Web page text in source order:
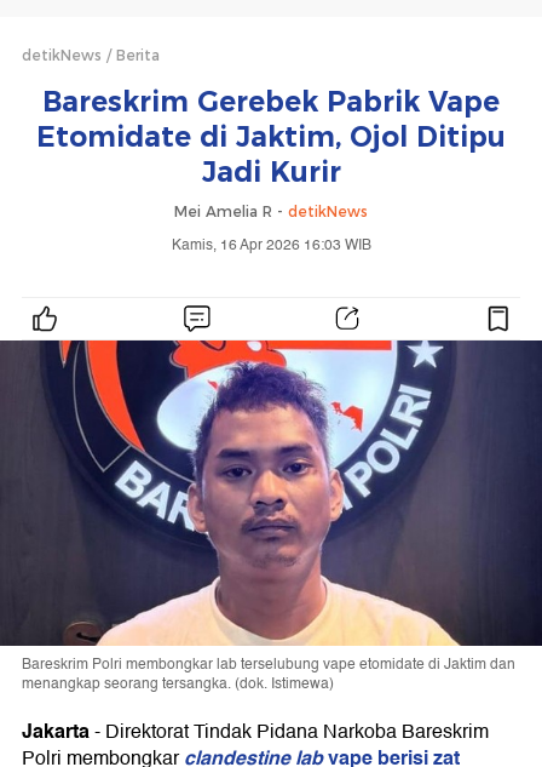
detikNews Berita
Bareskrim Gerebek Pabrik Vape
Etomidate di Jaktim, Ojol Ditipu
Jadi Kurir
Mei Amelia R - detikNews
Kamis, 16 Apr 2026 16:03 WIB
Bareskrim Polri membongkar lab terselubung vape etomidate di Jaktim dan
menangkap seorang tersangka. (dok. Istimewa)
Jakarta-Direktorat Tindak Pidana Narkoba Bareskrim
Polri membongkarclandestine labvape berisi zat